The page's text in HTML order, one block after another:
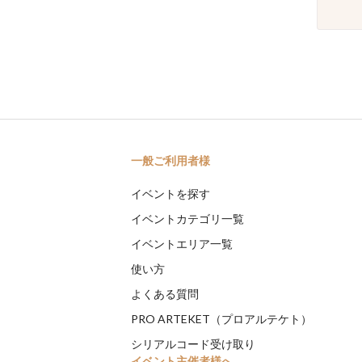
一般ご利用者様
イベントを探す
イベントカテゴリ一覧
イベントエリア一覧
使い方
よくある質問
PRO ARTEKET（プロアルテケト）
シリアルコード受け取り